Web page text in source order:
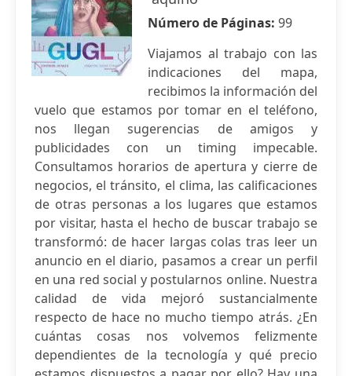
Número de Páginas: 99
Viajamos al trabajo con las
indicaciones del mapa,
recibimos la información del
vuelo que estamos por tomar en el teléfono,
nos llegan sugerencias de amigos y
publicidades con un timing impecable.
Consultamos horarios de apertura y cierre de
negocios, el tránsito, el clima, las calificaciones
de otras personas a los lugares que estamos
por visitar, hasta el hecho de buscar trabajo se
transformó: de hacer largas colas tras leer un
anuncio en el diario, pasamos a crear un perfil
en una red social y postularnos online. Nuestra
calidad de vida mejoró sustancialmente
respecto de hace no mucho tiempo atrás. ¿En
cuántas cosas nos volvemos felizmente
dependientes de la tecnología y qué precio